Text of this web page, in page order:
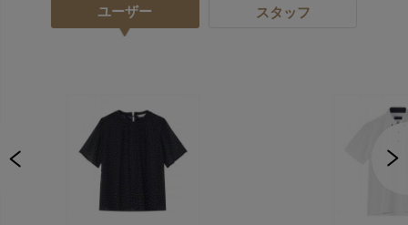
ユーザー スタッフ